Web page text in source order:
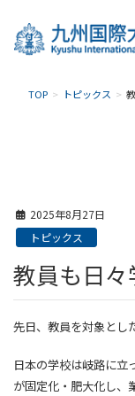
TOP トピックス
2025年8月27日
トピックス
教員も日
先日、教員を対象とし
日本の学校は岐路に立
が固定化・肥大化し、